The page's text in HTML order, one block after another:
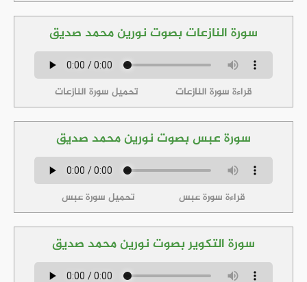
سورة النازعات بصوت نورين محمد صديق
قراءة سورة النازعات تحميل سورة النازعات
سورة عبس بصوت نورين محمد صديق
قراءة سورة عبس تحميل سورة عبس
سورة التكوير بصوت نورين محمد صديق